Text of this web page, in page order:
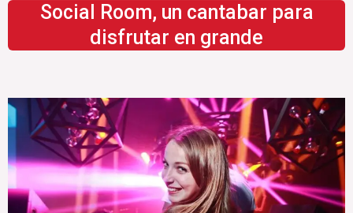
Social Room, un cantabar para
disfrutar en grande